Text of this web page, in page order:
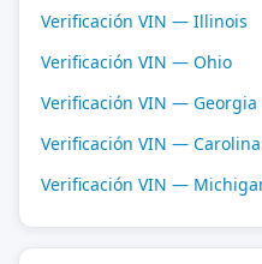
Verificación VIN — Illinois
Verificación VIN — Ohio
Verificación VIN — Georgia
Verificación VIN —
Verificación VIN —